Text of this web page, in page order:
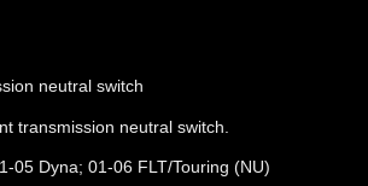
neutral switch
transmission neutral switch.
05 Dyna; 01-06 FLT/Touring (NU)